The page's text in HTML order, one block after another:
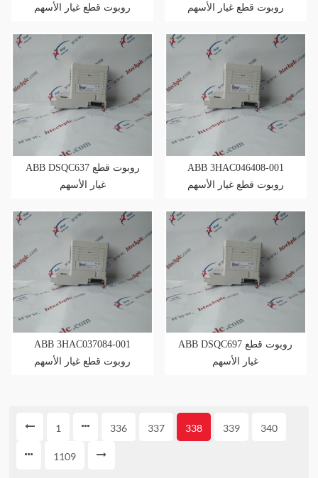
روبوت قطع غيار الأسهم
روبوت قطع غيار الأسهم
ABB DSQC637 روبوت قطع
غيار الأسهم
ABB 3HAC046408-001
روبوت قطع غيار الأسهم
ABB 3HAC037084-001
روبوت قطع غيار الأسهم
ABB DSQC697 روبوت قطع
غيار الأسهم
1 336 337 338 339 340
1109